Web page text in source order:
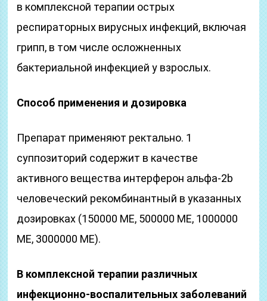
в комплексной терапии острых
респираторных вирусных инфекций, включая
грипп, в том числе осложненных
бактериальной инфекцией у взрослых.
Способ применения и дозировка
Препарат применяют ректально. 1
суппозиторий содержит в качестве
активного вещества интерферон альфа-2b
человеческий рекомбинантный в указанных
дозировках (150000 ME, 500000 ME, 1000000
ME, 3000000 ME).
В комплексной терапии различных
инфекционно-воспалительных заболеваний